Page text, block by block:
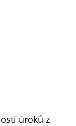
úroků z